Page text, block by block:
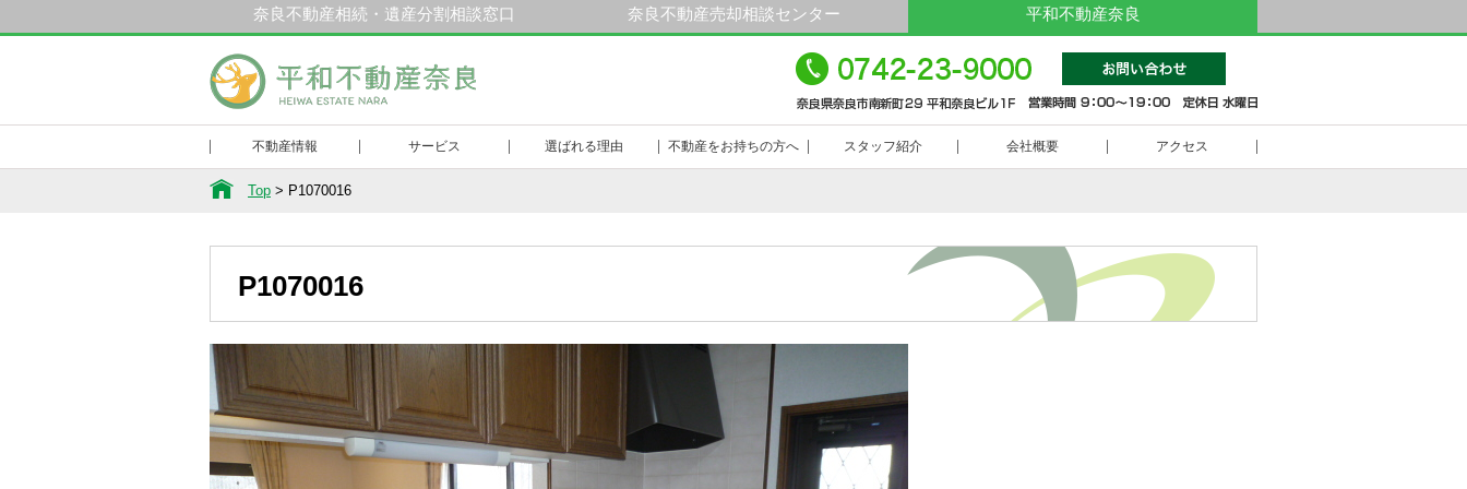
奈良不動産相続・遺産分割相談窓口 奈良不動産売却相談センター 平和不動産奈良
和不動産奈良 23-9000
不動産情報 サービス 選ばれる理由 不動産をお持ちの方へ スタッフ紹介 会社概要 アクセス
Top > P1070016
P1070016